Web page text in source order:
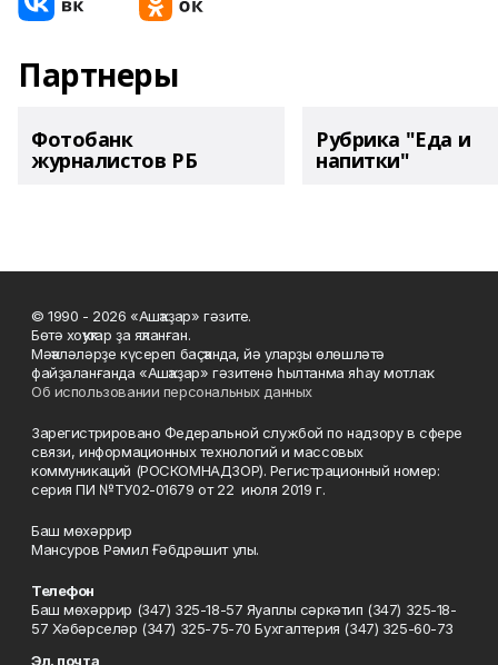
Партнеры
Фотобанк
журналистов РБ
Рубрика "Еда и
напитки"
© 1990 - 2026 «Ашҡаҙар» гәзите.
Бөтә хоҡуҡтар ҙа яҡланған.
Мәҡәләләрҙе күсереп баҫҡанда, йә уларҙы өлөшләтә
файҙаланғанда «Ашҡаҙар» гәзитенә һылтанма яһау мотлаҡ.
Об использовании персональных данных
Зарегистрировано Федеральной службой по надзору в сфере
связи, информационных технологий и массовых
коммуникаций (РОСКОМНАДЗОР). Регистрационный номер:
серия ПИ №ТУ02-01679 от 22 июля 2019 г.
Баш мөхәррир
Мансуров Рәмил Ғәбдрәшит улы.
Телефон
Баш мөхәррир (347) 325-18-57 Яуаплы сәркәтип (347) 325-18-
57 Хәбәрселәр (347) 325-75-70 Бухгалтерия (347) 325-60-73
Эл. почта